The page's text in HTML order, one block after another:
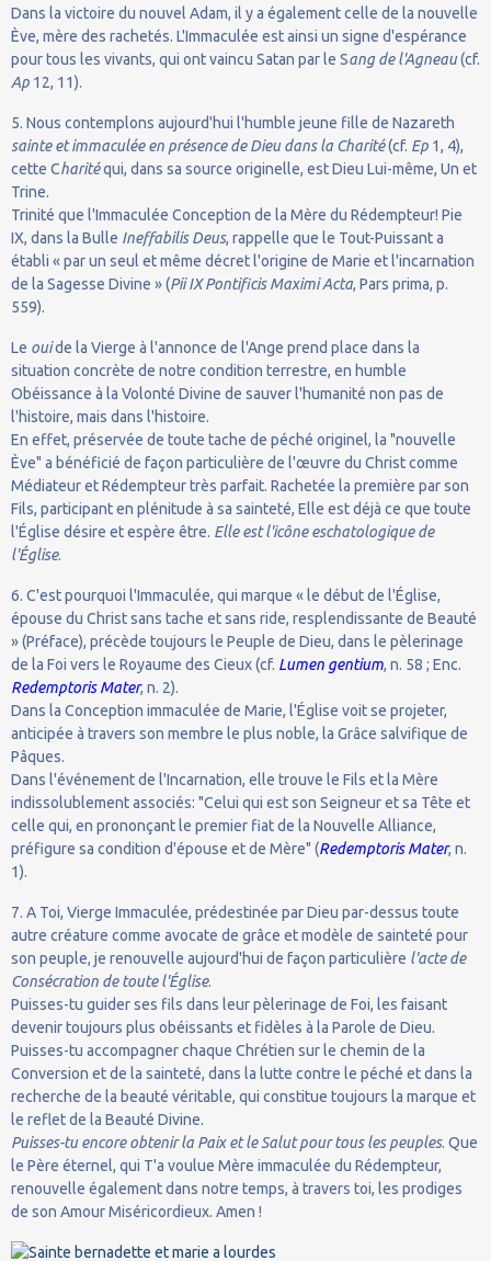
Dans la victoire du nouvel Adam, il y a également celle de la nouvelle
Ève, mère des rachetés. L'Immaculée est ainsi un signe d'espérance
pour tous les vivants, qui ont vaincu Satan par le Sang de l'Agneau(cf.
Ap 12, 11).
5. Nous contemplons aujourd'hui l'humble jeune fille de Nazareth
sainte et immaculée en présence de Dieu dans la Charité(cf. Ep 1, 4),
cette Charitéqui, dans sa source originelle, est Dieu Lui-même, Un et
Trine.
Trinité que l'Immaculée Conception de la Mère du Rédempteur! Pie
IX, dans la Bulle Ineffabilis Deus, rappelle que le Tout-Puissant a
établi « par un seul et même décret l'origine de Marie et l'incarnation
de la Sagesse Divine » (Pii IX Pontificis Maximi Acta, Pars prima, p.
559).
Le ouide la Vierge à l'annonce de l'Ange prend place dans la
situation concrète de notre condition terrestre, en humble
Obéissance à la Volonté Divine de sauver l'humanité non pas de
l'histoire, mais dans l'histoire.
En effet, préservée de toute tache de péché originel, la "nouvelle
Ève" a bénéficié de façon particulière de l'œuvre du Christ comme
Médiateur et Rédempteur très parfait. Rachetée la première par son
Fils, participant en plénitude à sa sainteté, Elle est déjà ce que toute
l'Église désire et espère être. Elle est l'icône eschatologique de
l'Église.
6. C'est pourquoi l'Immaculée, qui marque « le début de l'Église,
épouse du Christ sans tache et sans ride, resplendissante de Beauté
» (Préface), précède toujours le Peuple de Dieu, dans le pèlerinage
de la Foi vers le Royaume des Cieux (cf. Lumen gentium, n. 58 ; Enc.
Redemptoris Mater, n. 2).
Dans la Conception immaculée de Marie, l'Église voit se projeter,
anticipée à travers son membre le plus noble, la Grâce salvifique de
Pâques.
Dans l'événement de l'Incarnation, elle trouve le Fils et la Mère
indissolublement associés: "Celui qui est son Seigneur et sa Tête et
celle qui, en prononçant le premier fiat de la Nouvelle Alliance,
préfigure sa condition d'épouse et de Mère" (Redemptoris Mater, n.
1).
7. A Toi, Vierge Immaculée, prédestinée par Dieu par-dessus toute
autre créature comme avocate de grâce et modèle de sainteté pour
son peuple, je renouvelle aujourd'hui de façon particulière l'acte de
Consécration de toute l'Église.
Puisses-tu guider ses fils dans leur pèlerinage de Foi, les faisant
devenir toujours plus obéissants et fidèles à la Parole de Dieu.
Puisses-tu accompagner chaque Chrétien sur le chemin de la
Conversion et de la sainteté, dans la lutte contre le péché et dans la
recherche de la beauté véritable, qui constitue toujours la marque et
le reflet de la Beauté Divine.
Puisses-tu encore obtenir la Paix et le Salut pour tous les peuples. Que
le Père éternel, qui T'a voulue Mère immaculée du Rédempteur,
renouvelle également dans notre temps, à travers toi, les prodiges
de son Amour Miséricordieux. Amen !